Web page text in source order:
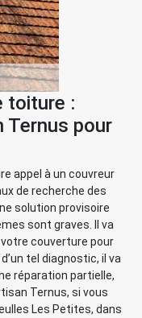
toiture :
Ternus pour
appel à un couvreur
de recherche des
solution provisoire
sont graves. Il va
couverture pour
tel diagnostic, il va
réparation partielle,
Ternus, si vous
Les Petites, dans